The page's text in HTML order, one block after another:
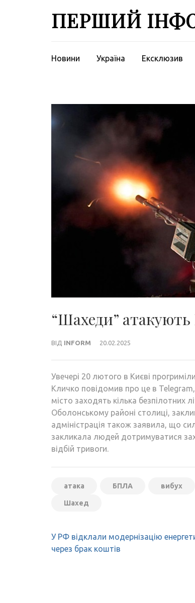
ПЕРШИЙ
Новини Україна Ексклюзив
“Шахеди”
ВІД INFORM 20.02.2025
Увечері 20 лютого в Києві
Кличко повідомив про це в
місто заходять кілька безпілотних
Оболонському районі столиці,
адміністрація також заявила, що
закликала людей дотримуватися
відбій тривоги.
атака БПЛА вибух
Шахед
Навігація
записів
У РФ відклали модернізацію
через брак коштів